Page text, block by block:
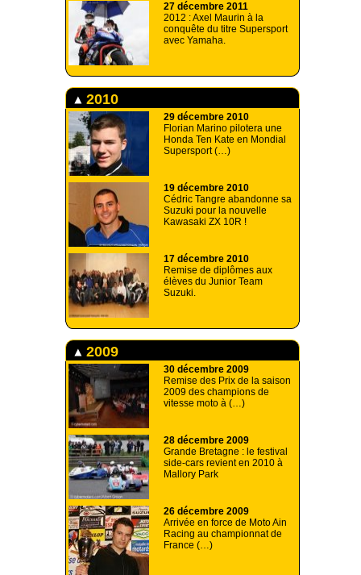
27 décembre 2011
2012 : Axel Maurin à la
conquête du titre Supersport
avec Yamaha.
2010
29 décembre 2010
Florian Marino pilotera une
Honda Ten Kate en Mondial
Supersport (…)
19 décembre 2010
Cédric Tangre abandonne sa
Suzuki pour la nouvelle
Kawasaki ZX 10R !
17 décembre 2010
Remise de diplômes aux
élèves du Junior Team
Suzuki.
2009
30 décembre 2009
Remise des Prix de la saison
2009 des champions de
vitesse moto à (…)
28 décembre 2009
Grande Bretagne : le festival
side-cars revient en 2010 à
Mallory Park
26 décembre 2009
Arrivée en force de Moto Ain
Racing au championnat de
France (…)